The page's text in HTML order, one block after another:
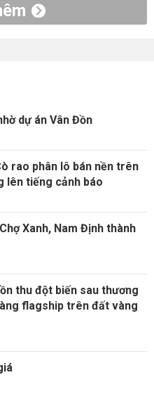
dự án Vân Đồn
rao phân lô bán nền trên
lên tiếng cảnh báo
Xanh, Nam Định thành
thu đột biến sau thương
flagship trên đất vàng